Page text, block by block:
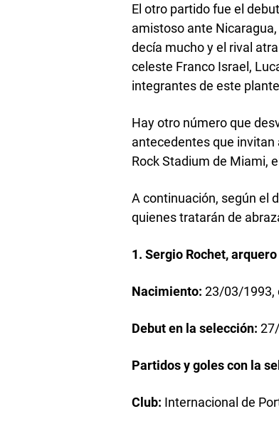
El otro partido fue el
amistoso ante
decía mucho y el rival
celeste Franco Israel,
integrantes de este
Hay otro número que
antecedentes que invitan
Rock Stadium de Miami,
A continuación, según el
quienes tratarán de
1. Sergio Rochet, arquero
Nacimiento:23/03/1993,
Debut en la selección:
Partidos y goles con la
Club: Internacional de